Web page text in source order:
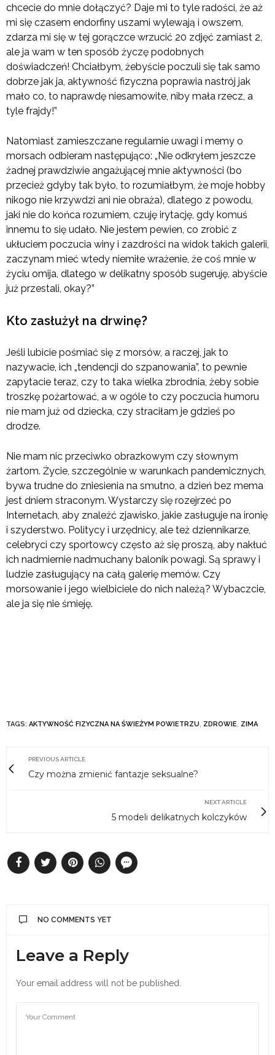
chcecie do mnie dołączyć? Daje mi to tyle radości, że aż
mi się czasem endorfiny uszami wylewają i owszem,
zdarza mi się w tej gorączce wrzucić 20 zdjęć zamiast 2,
ale ja wam w ten sposób życzę podobnych
doświadczeń! Chciałbym, żebyście poczuli się tak samo
dobrze jak ja, aktywność fizyczna poprawia nastrój jak
mało co, to naprawdę niesamowite, niby mała rzecz, a
tyle frajdy!”
Natomiast zamieszczane regularnie uwagi i memy o
morsach odbieram następująco: „Nie odkryłem jeszcze
żadnej prawdziwie angażującej mnie aktywności (bo
przecież gdyby tak było, to rozumiałbym, że moje hobby
nikogo nie krzywdzi ani nie obraża), dlatego z powodu,
jaki nie do końca rozumiem, czuję irytację, gdy komuś
innemu to się udało. Nie jestem pewien, co zrobić z
ukłuciem poczucia winy i zazdrości na widok takich galerii,
zaczynam mieć wtedy niemiłe wrażenie, że coś mnie w
życiu omija, dlatego w delikatny sposób sugeruję, abyście
już przestali, okay?”
Kto zasłużył na drwinę?
Jeśli lubicie pośmiać się z morsów, a raczej, jak to
nazywacie, ich „tendencji do szpanowania”, to pewnie
zapytacie teraz, czy to taka wielka zbrodnia, żeby sobie
troszkę pożartować, a w ogóle to czy poczucia humoru
nie mam już od dziecka, czy straciłam je gdzieś po
drodze.
Nie mam nic przeciwko obrazkowym czy słownym
żartom. Życie, szczególnie w warunkach pandemicznych,
bywa trudne do zniesienia na smutno, a dzień bez mema
jest dniem straconym. Wystarczy się rozejrzeć po
Internetach, aby znaleźć zjawisko, jakie zasługuje na ironię
i szyderstwo. Politycy i urzędnicy, ale też dziennikarze,
celebryci czy sportowcy często aż się proszą, aby nakłuć
ich nadmiernie nadmuchany balonik powagi. Są sprawy i
ludzie zasługujący na całą galerię memów. Czy
morsowanie i jego wielbiciele do nich należą? Wybaczcie,
ale ja się nie śmieję.
TAGS: AKTYWNOŚĆ FIZYCZNA NA ŚWIEŻYM POWIETRZU, ZDROWIE, ZIMA
PREVIOUS ARTICLE
Czy można zmienić fantazje seksualne?
NEXT ARTICLE
5 modeli delikatnych kolczyków
NO COMMENTS YET
Leave a Reply
Your email address will not be published.